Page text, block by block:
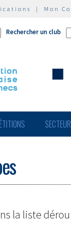
| Mon
Rechercher un club
la liste